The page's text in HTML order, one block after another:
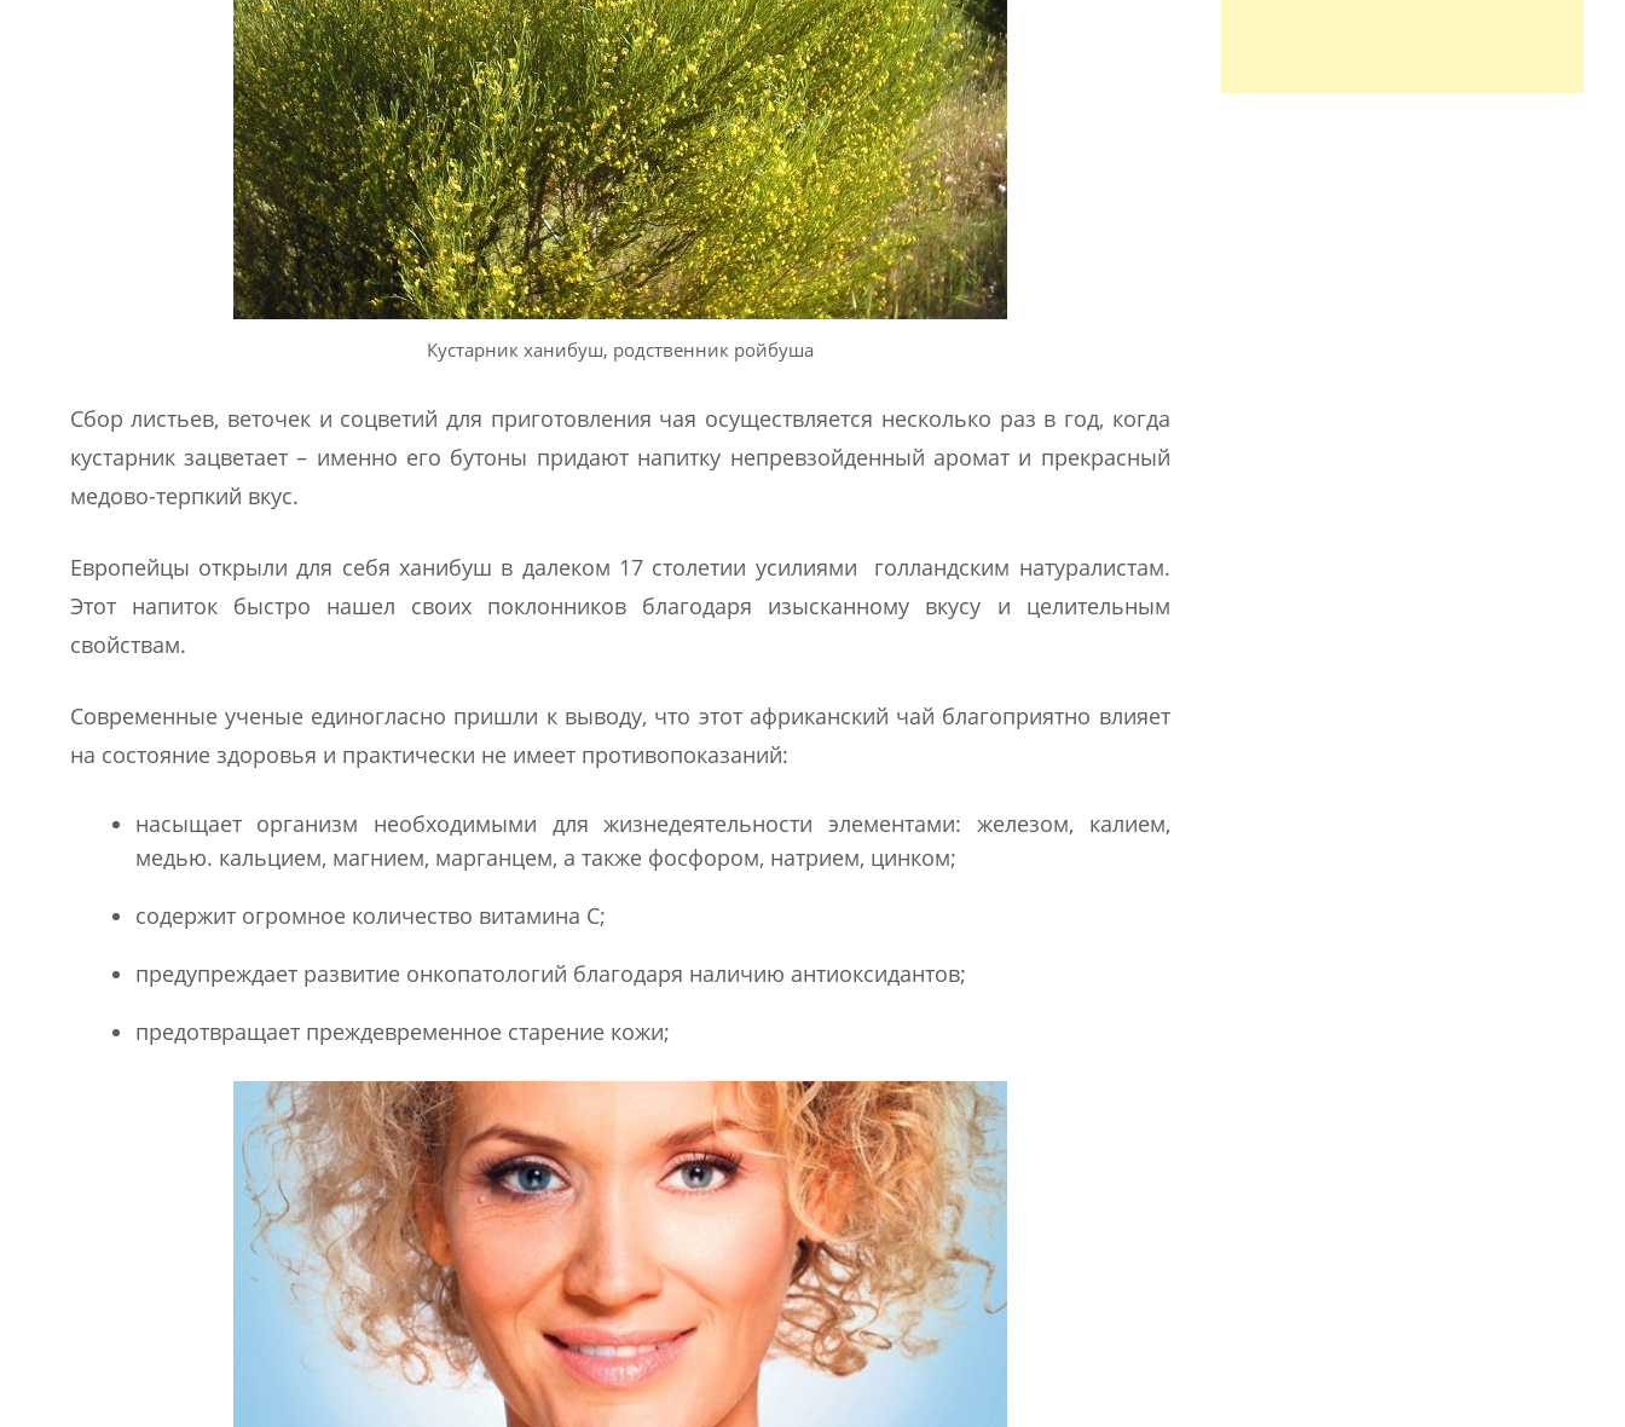
Кустарник ханибуш, родственник ройбуша
Сбор листьев, веточек и соцветий для приготовления чая осуществляется несколько раз в год, когда
кустарник зацветает – именно его бутоны придают напитку непревзойденный аромат и прекрасный
медово-терпкий вкус.
Европейцы открыли для себя ханибуш в далеком 17 столетии усилиями голландским натуралистам.
Этот напиток быстро нашел своих поклонников благодаря изысканному вкусу и целительным
свойствам.
Современные ученые единогласно пришли к выводу, что этот африканский чай благоприятно влияет
на состояние здоровья и практически не имеет противопоказаний:
насыщает организм необходимыми для жизнедеятельности элементами: железом, калием,
медью. кальцием, магнием, марганцем, а также фосфором, натрием, цинком;
содержит огромное количество витамина С;
предупреждает развитие онкопатологий благодаря наличию антиоксидантов;
предотвращает преждевременное старение кожи;